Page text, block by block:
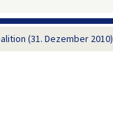
(31. Dezember 2010)